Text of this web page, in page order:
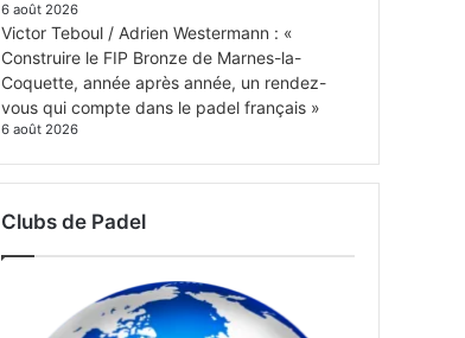
6 août 2026
Victor Teboul / Adrien Westermann : «
Construire le FIP Bronze de Marnes-la-
Coquette, année après année, un rendez-
vous qui compte dans le padel français »
6 août 2026
Clubs de Padel